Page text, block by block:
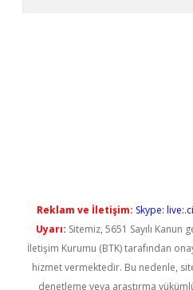
Reklam ve İletişim: Skype:
Uyarı: Sitemiz, 5651 Sayılı
İletişim Kurumu (BTK) tarafından
hizmet vermektedir. Bu nedenle,
denetleme veya araştırma